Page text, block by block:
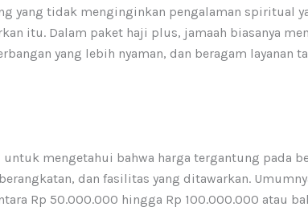
yang tidak menginginkan pengalaman spiritual
itu. Dalam paket haji plus, jamaah biasanya
yang lebih nyaman, dan beragam layanan
mengetahui bahwa harga tergantung pada
dan fasilitas yang ditawarkan.
Rp 50.000.000 hingga Rp 100.000.000 atau